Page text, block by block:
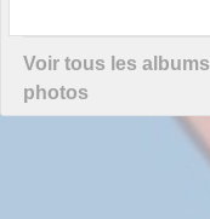
Voir tous les albums
photos